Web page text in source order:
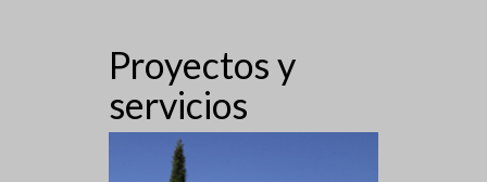
Proyectos y
servicios